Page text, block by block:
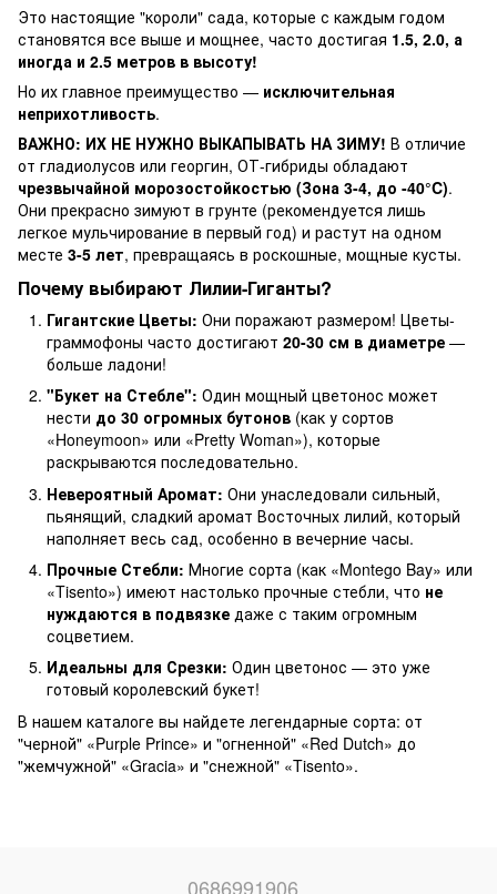
Это настоящие "короли" сада, которые с каждым годом
становятся все выше и мощнее, часто достигая 1.5, 2.0, а
иногда и 2.5 метров в высоту!
Но их главное преимущество — исключительная
неприхотливость.
ВАЖНО: ИХ НЕ НУЖНО ВЫКАПЫВАТЬ НА ЗИМУ! В отличие
от гладиолусов или георгин, ОТ-гибриды обладают
чрезвычайной морозостойкостью (Зона 3-4, до -40°C).
Они прекрасно зимуют в грунте (рекомендуется лишь
легкое мульчирование в первый год) и растут на одном
месте 3-5 лет, превращаясь в роскошные, мощные кусты.
Почему выбирают Лилии-Гиганты?
Гигантские Цветы: Они поражают размером! Цветы-
граммофоны часто достигают 20-30 см в диаметре —
больше ладони!
"Букет на Стебле": Один мощный цветонос может
нести до 30 огромных бутонов (как у сортов
«Honeymoon» или «Pretty Woman»), которые
раскрываются последовательно.
Невероятный Аромат: Они унаследовали сильный,
пьянящий, сладкий аромат Восточных лилий, который
наполняет весь сад, особенно в вечерние часы.
Прочные Стебли: Многие сорта (как «Montego Bay» или
«Tisento») имеют настолько прочные стебли, что не
нуждаются в подвязке даже с таким огромным
соцветием.
Идеальны для Срезки: Один цветонос — это уже
готовый королевский букет!
В нашем каталоге вы найдете легендарные сорта: от
"черной" «Purple Prince» и "огненной" «Red Dutch» до
"жемчужной" «Gracia» и "снежной" «Tisento».
0686991906